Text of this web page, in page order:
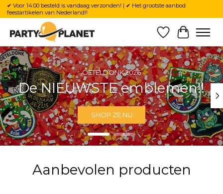
✔ Voor 14:00 besteld is vandaag verzonden! | ✔ Het grootste aanbod
feestartikelen van Nederland!!
Verlanglijst
Hero slideshow items
OETELDONK 2026
De NIEUWSTE emblemen!!
SHOP ZE NU
Aanbevolen producten